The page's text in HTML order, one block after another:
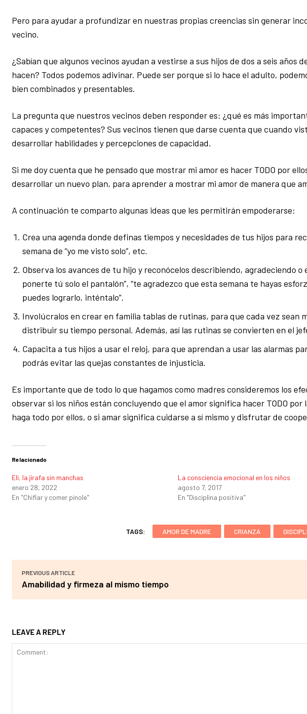
Pero para ayudar a profundizar en nuestras propias creencias sin generar
vecino.
¿Sabían que algunos vecinos ayudan a vestirse a sus hijos de dos a seis años
hacen? Todos podemos adivinar. Puede ser porque si lo hace el adulto,
bien combinados y presentables.
La pregunta que nuestros vecinos deben responder es: ¿qué es más
capaces y competentes? Sus vecinos tienen que darse cuenta que cuando
desarrollar habilidades y percepciones de capacidad.
Si me doy cuenta que he pensado que mostrar mi amor es hacer TODO por
desarrollar un nuevo plan, para aprender a mostrar mi amor de manera que
A continuación te comparto algunas ideas que les permitirán empoderarse:
Crea una agenda donde definas tiempos y necesidades de tus hijos para
semana de “yo me visto solo”, etc.
Observa los avances de tu hijo y reconócelos describiendo, agradeciendo
ponerte tú solo el pantalón”, “te agradezco que esta semana te hayas
puedes lograrlo, inténtalo”.
Involúcralos en crear en familia tablas de rutinas, para que cada vez sean
distribuir su tiempo personal. Además, así las rutinas se convierten en el
Capacita a tus hijos a usar el reloj, para que aprendan a usar las alarmas
podrás evitar las quejas constantes de injusticia.
Es importante que de todo lo que hagamos como madres consideremos los
observar si los niños están concluyendo que el amor significa hacer TODO
haga todo por ellos, o si amar significa cuidarse a sí mismo y disfrutar de
Relacionado
Eli, la jirafa sin manchas
enero 28, 2022
En "Chiflar y comer pinole"
La consciencia emocional en los niños
agosto 7, 2017
En "Disciplina positiva"
TAGS: AMOR DE MADRE CRIANZA
PREVIOUS ARTICLE
Amabilidad y firmeza al mismo tiempo
LEAVE A REPLY